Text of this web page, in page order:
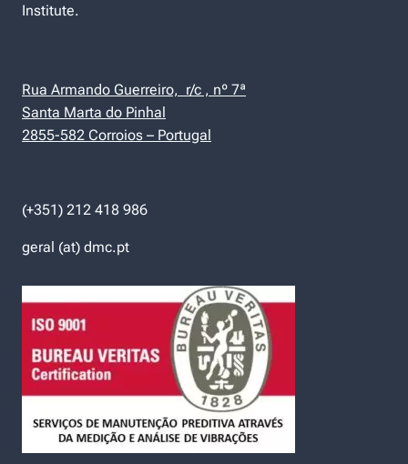
Institute.
Rua Armando Guerreiro, r/c , nº 7ª
Santa Marta do Pinhal
2855-582 Corroios – Portugal
(+351) 212 418 986
geral (at) dmc.pt